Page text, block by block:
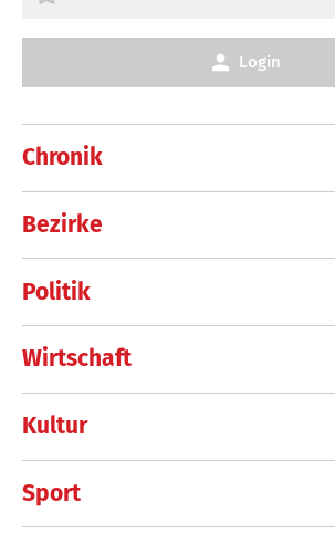
Chronik
Bezirke
Politik
Wirtschaft
Kultur
Sport
Login